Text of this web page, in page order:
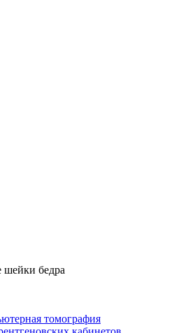
шейки бедра
томография